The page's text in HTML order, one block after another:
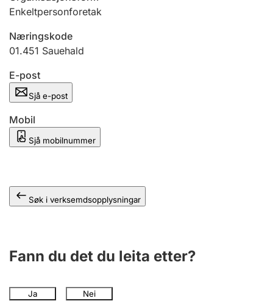
Andre tema
Enkeltpersonforetak
Næringskode
01.451 Sauehald
E-post
Sjå e-post
Mobil
Sjå mobilnummer
Søk i verksemdsopplysningar
Fann du det du leita etter?
Ja Nei